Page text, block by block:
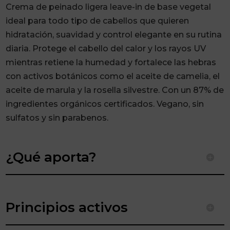
cantidad
Crema de peinado ligera leave-in de base vegetal
ideal para todo tipo de cabellos que quieren
hidratación, suavidad y control elegante en su rutina
diaria. Protege el cabello del calor y los rayos UV
mientras retiene la humedad y fortalece las hebras
con activos botánicos como el aceite de camelia, el
aceite de marula y la rosella silvestre. Con un 87% de
ingredientes orgánicos certificados. Vegano, sin
sulfatos y sin parabenos.
¿Qué aporta?
Principios activos